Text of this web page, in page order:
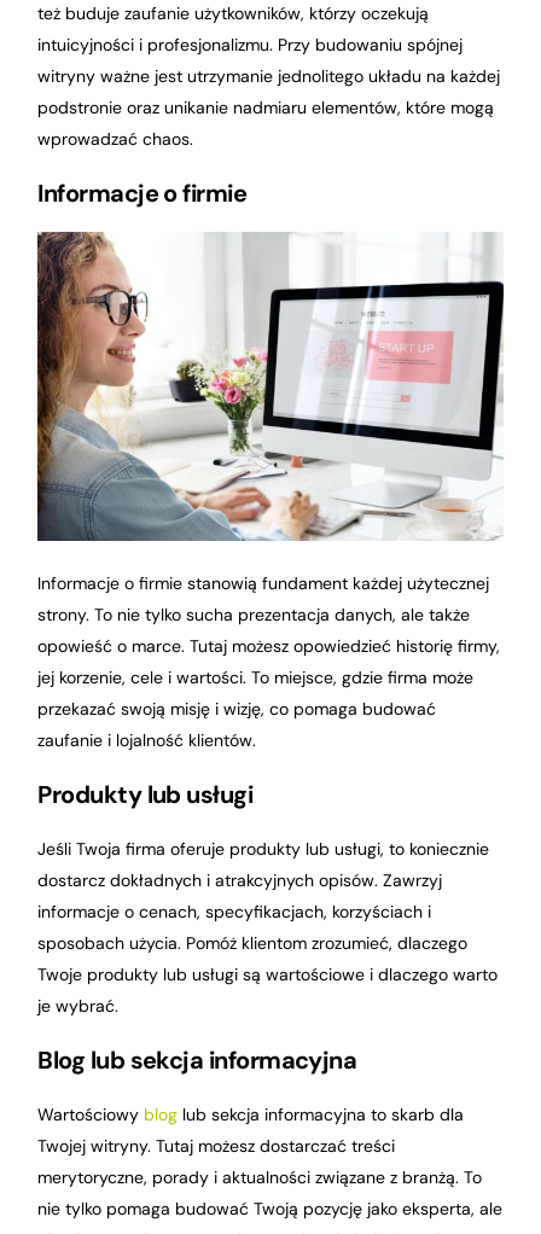
też buduje zaufanie użytkowników, którzy oczekują
intuicyjności i profesjonalizmu. Przy budowaniu spójnej
witryny ważne jest utrzymanie jednolitego układu na każdej
podstronie oraz unikanie nadmiaru elementów, które mogą
wprowadzać chaos.
Informacje o firmie
Informacje o firmie stanowią fundament każdej użytecznej
strony. To nie tylko sucha prezentacja danych, ale także
opowieść o marce. Tutaj możesz opowiedzieć historię firmy,
jej korzenie, cele i wartości. To miejsce, gdzie firma może
przekazać swoją misję i wizję, co pomaga budować
zaufanie i lojalność klientów.
Produkty lub usługi
Jeśli Twoja firma oferuje produkty lub usługi, to koniecznie
dostarcz dokładnych i atrakcyjnych opisów. Zawrzyj
informacje o cenach, specyfikacjach, korzyściach i
sposobach użycia. Pomóż klientom zrozumieć, dlaczego
Twoje produkty lub usługi są wartościowe i dlaczego warto
je wybrać.
Blog lub sekcja informacyjna
Wartościowy blog lub sekcja informacyjna to skarb dla
Twojej witryny. Tutaj możesz dostarczać treści
merytoryczne, porady i aktualności związane z branżą. To
nie tylko pomaga budować Twoją pozycję jako eksperta, ale